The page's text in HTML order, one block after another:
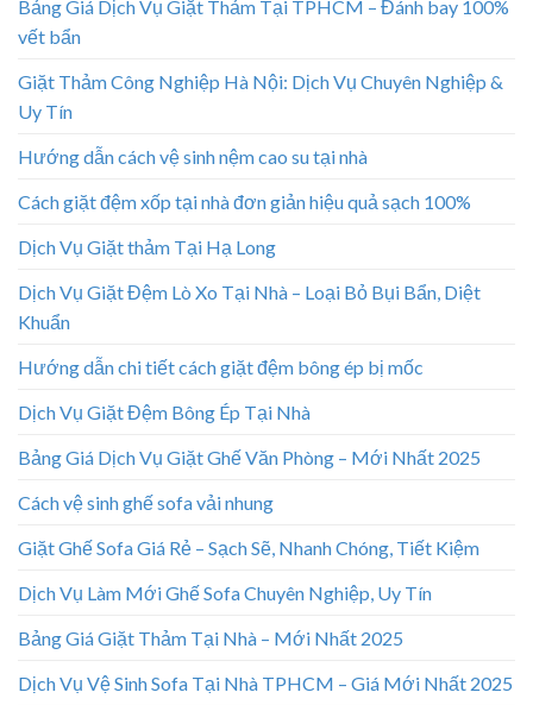
Bảng Giá Dịch Vụ Giặt Thảm Tại TPHCM – Đánh bay 100%
vết bẩn
Giặt Thảm Công Nghiệp Hà Nội: Dịch Vụ Chuyên Nghiệp &
Uy Tín
Hướng dẫn cách vệ sinh nệm cao su tại nhà
Cách giặt đệm xốp tại nhà đơn giản hiệu quả sạch 100%
Dịch Vụ Giặt thảm Tại Hạ Long
Dịch Vụ Giặt Đệm Lò Xo Tại Nhà – Loại Bỏ Bụi Bẩn, Diệt
Khuẩn
Hướng dẫn chi tiết cách giặt đệm bông ép bị mốc
Dịch Vụ Giặt Đệm Bông Ép Tại Nhà
Bảng Giá Dịch Vụ Giặt Ghế Văn Phòng – Mới Nhất 2025
Cách vệ sinh ghế sofa vải nhung
Giặt Ghế Sofa Giá Rẻ – Sạch Sẽ, Nhanh Chóng, Tiết Kiệm
Dịch Vụ Làm Mới Ghế Sofa Chuyên Nghiệp, Uy Tín
Bảng Giá Giặt Thảm Tại Nhà – Mới Nhất 2025
Dịch Vụ Vệ Sinh Sofa Tại Nhà TPHCM – Giá Mới Nhất 2025